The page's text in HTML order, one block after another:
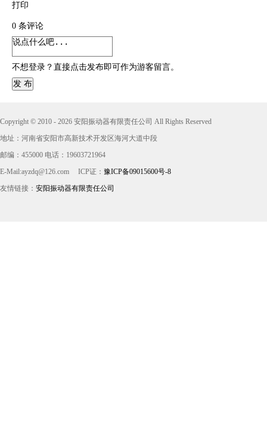
打印
0 条评论
不想登录？直接点击发布即可作为游客留言。
发 布
Copyright © 2010 - 2026 安阳振动器有限责任公司 All Rights Reserved
地址：河南省安阳市高新技术开发区海河大道中段
邮编：455000 电话：19603721964
E-Mail:ayzdq@126.com
ICP证： 豫ICP备09015600号-8
友情链接： 安阳振动器有限责任公司